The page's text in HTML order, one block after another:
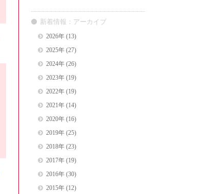
新着情報：アーカイブ
2026年(13)
2025年(27)
2024年(26)
2023年(19)
2022年(19)
2021年(14)
2020年(16)
2019年(25)
2018年(23)
2017年(19)
2016年(30)
2015年(12)